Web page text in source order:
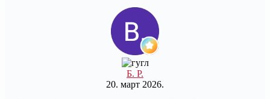
Б. Р.
20. март 2026.